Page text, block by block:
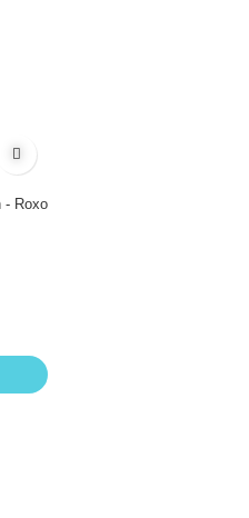
Adicionar à lista de desejos
- Roxo